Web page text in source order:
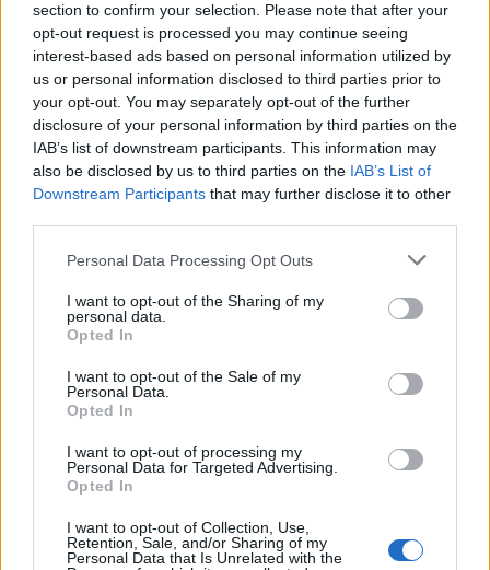
section to confirm your selection. Please note that after your
opt-out request is processed you may continue seeing
interest-based ads based on personal information utilized by
us or personal information disclosed to third parties prior to
your opt-out. You may separately opt-out of the further
disclosure of your personal information by third parties on the
IAB’s list of downstream participants. This information may
also be disclosed by us to third parties on the IAB’s List of
Downstream Participants that may further disclose it to other
Please note that this website/app uses one or more Google
not limited to your visit or usage behaviour. You may click to
grant or deny consent to Google and its third-party tags to
use your data for below specified purposes in below Google
consent section.
Personal Data Processing Opt Outs
I want to opt-out of the Sharing of my
personal data.
Opted In
I want to opt-out of the Sale of my
Personal Data.
Opted In
I want to opt-out of processing my
Personal Data for Targeted Advertising.
Opted In
I want to opt-out of Collection, Use,
Retention, Sale, and/or Sharing of my
Personal Data that Is Unrelated with the
Migliori cliniche di estetica medicale avanzata
in Europa: classifica dei 5 centri di riferimento
pe…
NECROLOGIE
Mario Malu